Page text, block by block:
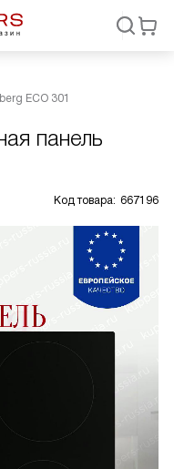
ECO 301
панель
Код товара: 667196